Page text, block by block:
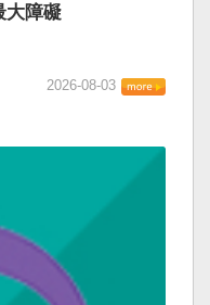
大障礙
2026-08-03